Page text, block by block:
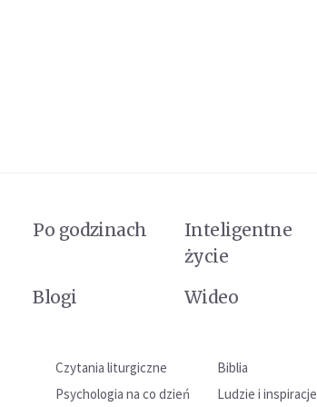
Po godzinach
Inteligentne
życie
Blogi Wideo
Czytania liturgiczne
Biblia
Psychologia na co dzień Ludzie i inspiracje